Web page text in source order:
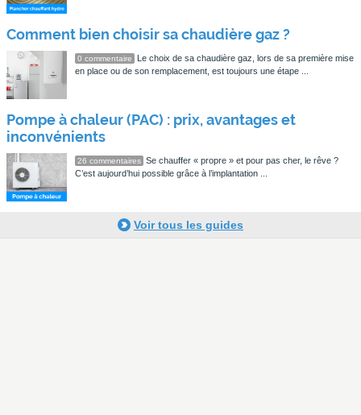
Comment bien choisir sa chaudière gaz ?
0 commentaire
Le choix de sa chaudière gaz, lors de sa première mise
en place ou de son remplacement, est toujours une étape ...
Pompe à chaleur (PAC) : prix, avantages et
inconvénients
26 commentaires Se chauffer « propre » et pour pas cher, le rêve ?
C’est aujourd’hui possible grâce à l’implantation ...
Voir tous les guides